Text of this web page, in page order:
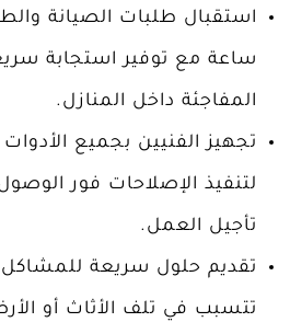
ساعة مع توفير استجابة
المفاجئة داخل المنازل.
تجهيز الفنيين بجميع
لتنفيذ الإصلاحات فور
تأجيل العمل.
تقديم حلول سريعة للمشاكل
تتسبب في تلف الأثاث أو